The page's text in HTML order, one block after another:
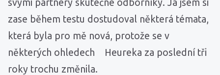
svými partnery skutečné odborníky. Já jsem si
zase během testu dostudoval některá témata,
která byla pro mě nová, protože se v
některých ohledech Heureka za poslední tři
roky trochu změnila.